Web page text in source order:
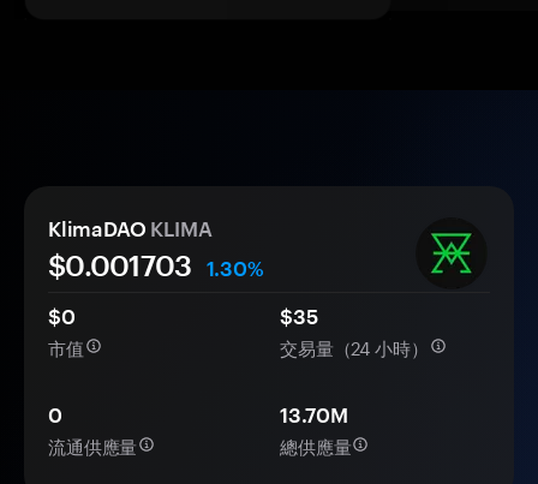
KlimaDAO KLIMA
$0.001703
1.30%
$0
市值
$35
交易量（24 小時）
0
流通供應量
13.70M
總供應量